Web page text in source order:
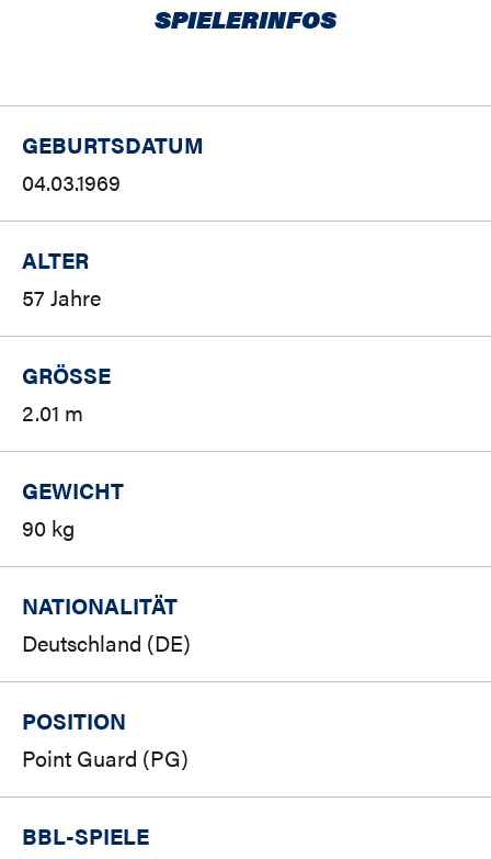
SPIELERINFOS
GEBURTSDATUM
04.03.1969
ALTER
57 Jahre
GRÖSSE
2.01 m
GEWICHT
90 kg
NATIONALITÄT
Deutschland (DE)
POSITION
Point Guard (PG)
BBL-SPIELE